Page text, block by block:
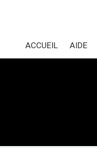
ACCUEIL AIDE